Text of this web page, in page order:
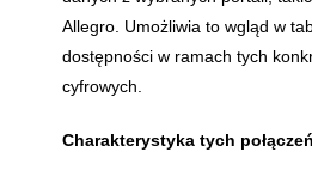
Allegro. Umożliwia to wgląd w
dostępności w ramach tych
cyfrowych.
Charakterystyka tych